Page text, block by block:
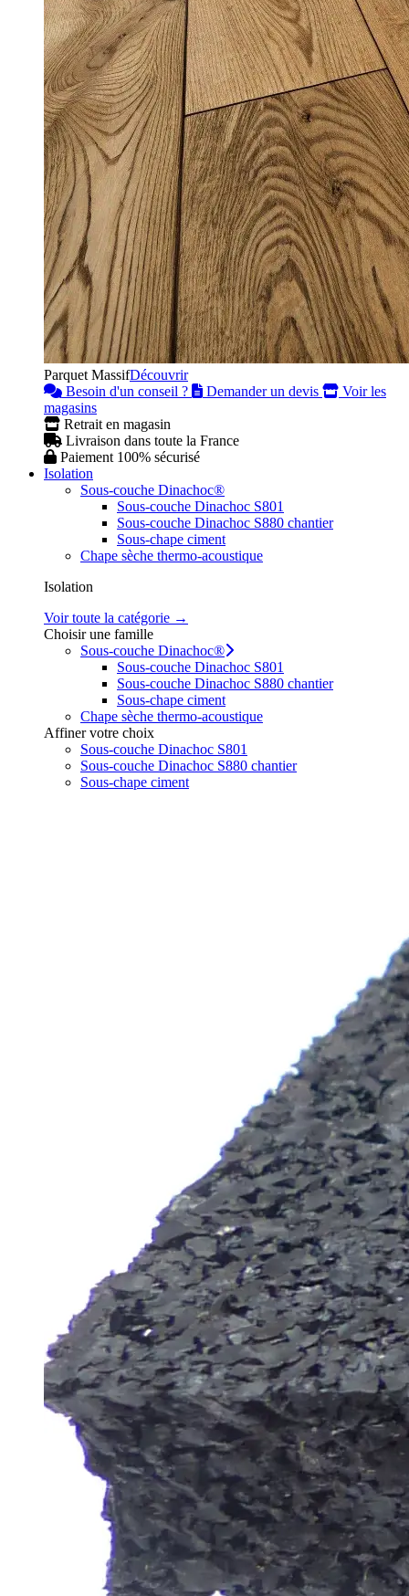
Parquet MassifDécouvrir
Besoin d'un conseil ?
Demander un devis
Voir les
magasins
Retrait en magasin
Livraison dans toute la France
Paiement 100% sécurisé
Isolation
Sous-couche Dinachoc®
Sous-couche Dinachoc S801
Sous-couche Dinachoc S880 chantier
Sous-chape ciment
Chape sèche thermo-acoustique
Isolation
Voir toute la catégorie →
Choisir une famille
Sous-couche Dinachoc®
Sous-couche Dinachoc S801
Sous-couche Dinachoc S880 chantier
Sous-chape ciment
Chape sèche thermo-acoustique
Affiner votre choix
Sous-couche Dinachoc S801
Sous-couche Dinachoc S880 chantier
Sous-chape ciment